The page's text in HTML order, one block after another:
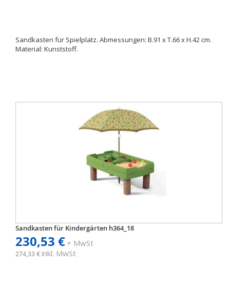
Sandkasten für Spielplatz. Abmessungen: B.91 x T.66 x H.42 cm.
Material: Kunststoff.
Sandkasten für Kindergärten h364_18
230,53 €+ MwSt
274,33 € inkl. MwSt